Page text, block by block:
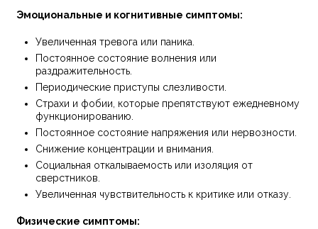
Эмоциональные и когнитивные симптомы:
Увеличенная тревога или паника.
Постоянное состояние волнения или
раздражительность.
Периодические приступы слезливости.
Страхи и фобии, которые препятствуют ежедневному
функционированию.
Постоянное состояние напряжения или нервозности.
Снижение концентрации и внимания.
Социальная откалываемость или изоляция от
сверстников.
Увеличенная чувствительность к критике или отказу.
Физические симптомы: